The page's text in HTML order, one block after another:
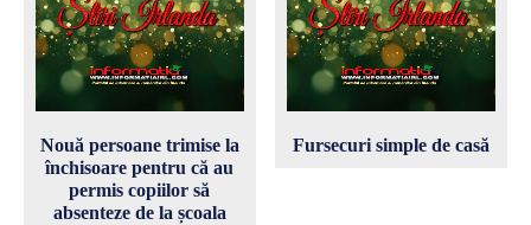
Nouă persoane trimise la
închisoare pentru că au
permis copiilor să
absenteze de la școala
Fursecuri simple de casă